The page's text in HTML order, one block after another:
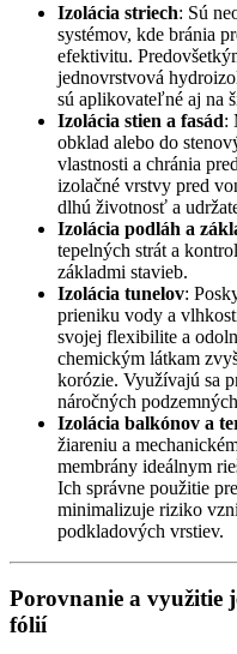
Izolácia striech: Sú
systémov, kde bránia
efektivitu.
jednovrstvová
sú aplikovateľné aj na
Izolácia stien a fasád:
obklad alebo do
vlastnosti a chránia
izolačné vrstvy pred
dlhú životnosť a
Izolácia podláh a
tepelných strát a
základmi stavieb.
Izolácia tunelov:
prieniku vody a
svojej flexibilite a
chemickým látkam
korózie. Využívajú sa
náročných
Izolácia balkónov a
žiareniu a
membrány ideálnym
Ich správne použitie
minimalizuje riziko
podkladových vrstiev.
Porovnanie a využitie
fólií